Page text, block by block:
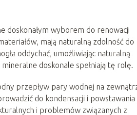
doskonałym wyborem do renowacji
mają naturalną zdolność do
oddychać, umożliwiając naturalną
doskonale spełniają tę rolę.
przepływ pary wodnej na
do kondensacji i powstawania
i problemów związanych z